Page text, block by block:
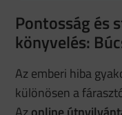
Pontosság és
könyvelés:
Az emberi hiba
különösen a